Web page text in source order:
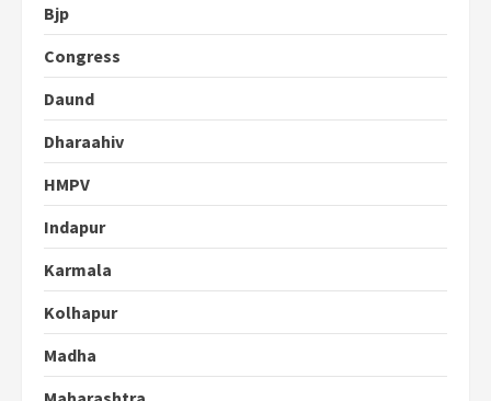
Bjp
Congress
Daund
Dharaahiv
HMPV
Indapur
Karmala
Kolhapur
Madha